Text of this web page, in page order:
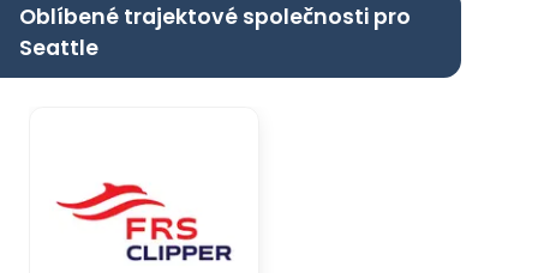
Oblíbené trajektové společnosti pro
Seattle